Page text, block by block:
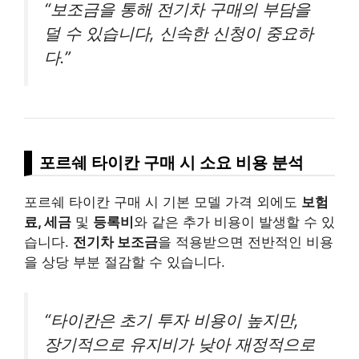
“보조금을 통해 전기차 구매의 부담을
덜 수 있습니다, 신속한 신청이 중요하
다.”
포르쉐 타이칸 구매 시 소요 비용 분석
포르쉐 타이칸 구매 시 기본 모델 가격 외에도 보험
료, 세금 및 등록비와 같은 추가 비용이 발생할 수 있
습니다. 전기차 보조금을 적용받으면 전반적인 비용
을 상당 부분 절감할 수 있습니다.
“타이칸은 초기 투자 비용이 높지만,
장기적으로 유지비가 낮아 재정적으로